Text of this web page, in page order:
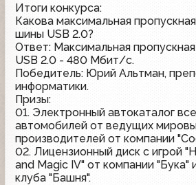
Итоги конкурса:
Какова максимальная
шины USB 2.0?
Ответ: Максимальная
USB 2.0 - 480 Мбит/с.
Победитель: Юрий Альтман,
информатики.
Призы:
01. Электронный автокаталог
автомобилей от ведущих
производителей от компании
02. Лицензионный диск с игрой
and Magic IV" от компании "Бука"
клуба "Башня".